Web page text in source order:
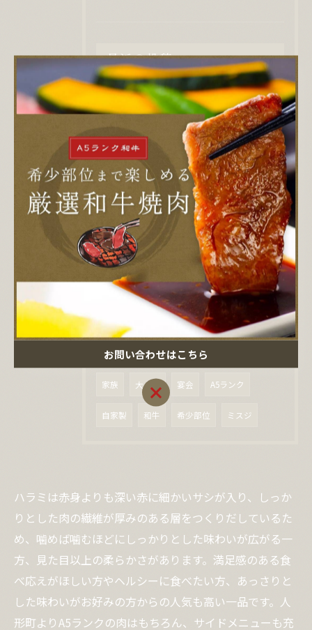
最近の投稿
Recent
Posts
2026/04/08
5月の営業に関しまして
2026/04/08
東京都人形町の焼肉なら | 厳選したお肉をご堪能ください
Tags
人形町 焼肉 貸切
家族 大人数 宴会 A5ランク
自家製 和牛 希少部位 ミスジ
ハラミは赤身よりも深い赤に細かいサシが入り、しっか
りとした肉の繊維が厚みのある層をつくりだしているた
め、噛めば噛むほどにしっかりとした味わいが広がる一
方、見た目以上の柔らかさがあります。満足感のある食
べ応えがほしい方やヘルシーに食べたい方、あっさりと
した味わいがお好みの方からの人気も高い一品です。人
形町よりA5ランクの肉はもちろん、サイドメニューも充
お問い合わせはこちら
お問い合わせはこちら